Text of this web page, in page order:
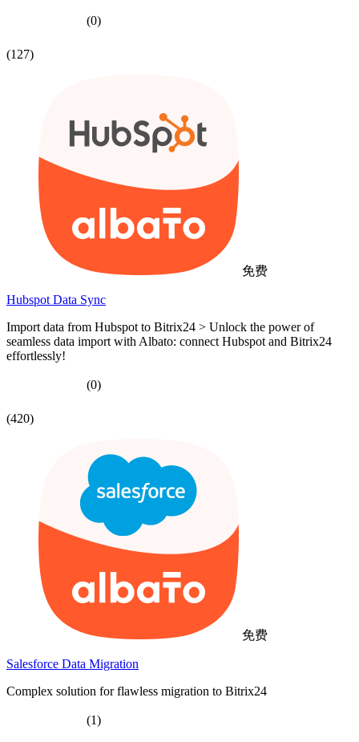
(0)
(127)
免费
Hubspot Data Sync
Import data from Hubspot to Bitrix24 > Unlock the power of
seamless data import with Albato: connect Hubspot and Bitrix24
effortlessly!
(0)
(420)
免费
Salesforce Data Migration
Complex solution for flawless migration to Bitrix24
(1)